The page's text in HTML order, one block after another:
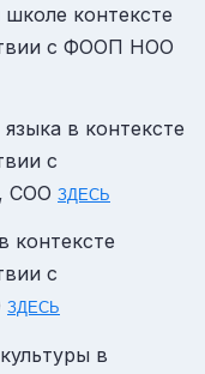
контексте
с ФООП НОО
в контексте
с
СОО ЗДЕСЬ
контексте
с
ЗДЕСЬ
в